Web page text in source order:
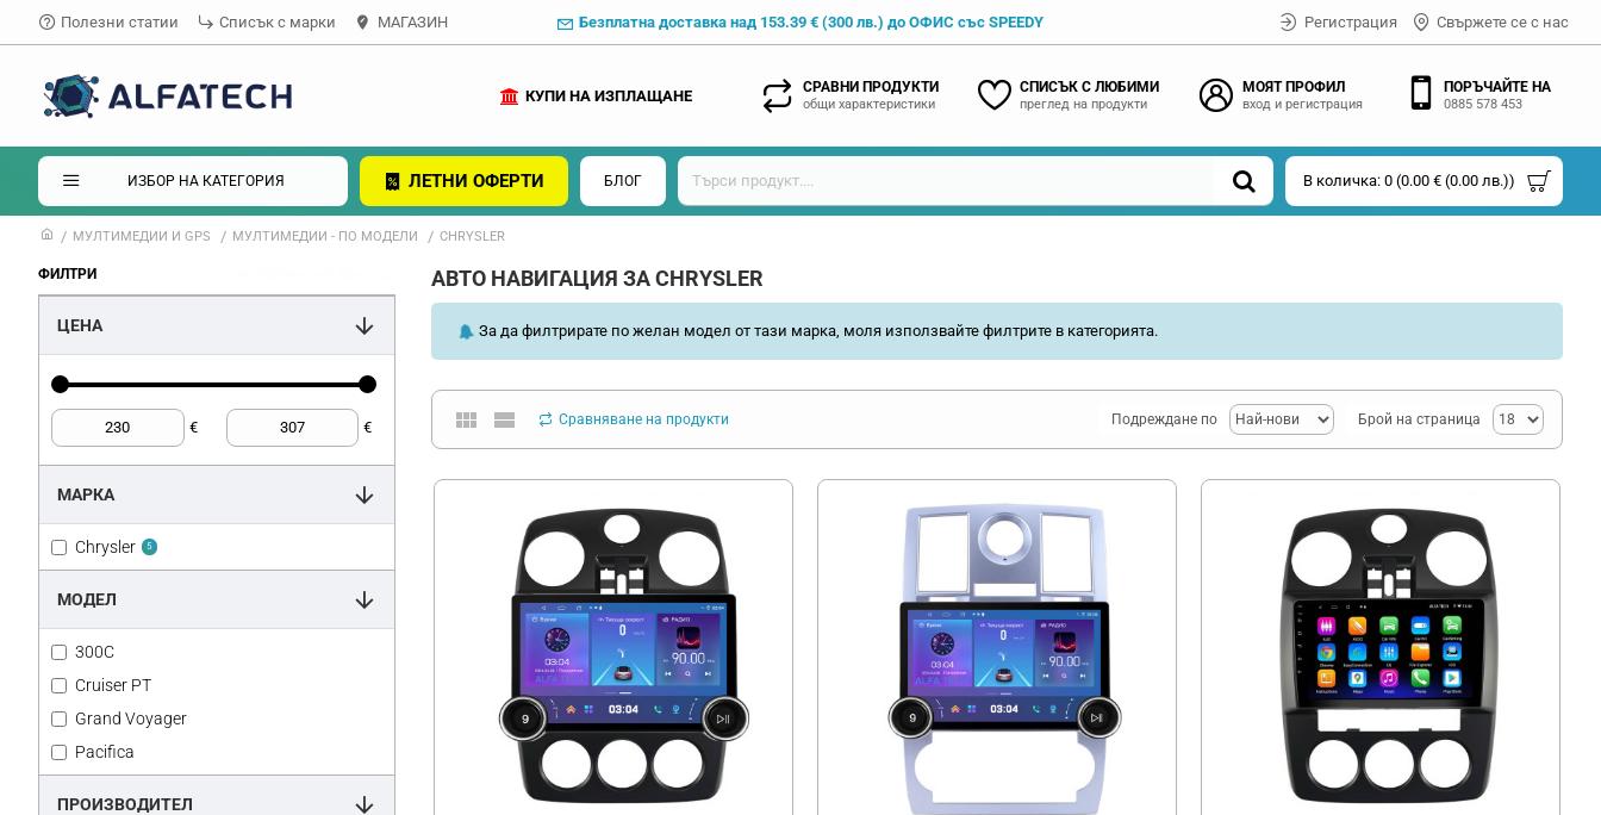
Полезни статии Списък с марки МАГАЗИН Безплатна доставка над 153.39 € (300 лв.) до ОФИС със SPEEDY Регистрация Свържете се с нас
СРАВНИ ПРОДУКТИ
общи характеристики
СПИСЪК С ЛЮБИМИ
преглед на продукти
МОЯТ ПРОФИЛ
вход и регистрация
ПОРЪЧАЙТЕ НА
0885 578 453
КУПИ НА ИЗПЛАЩАНЕ
ИЗБОР НА КАТЕГОРИЯ ЛЕТНИ ОФЕРТИ БЛОГ В количка: 0 (0.00 € (0.00 лв.))
МУЛТИМЕДИИ И GPS МУЛТИМЕДИИ - ПО МОДЕЛИ CHRYSLER
ФИЛТРИ
ЦЕНА
€ €
ПРОИЗВОДИТЕЛ
МОДЕЛ
300C
Cruiser PT
Grand Voyager
Pacifica
МАРКА
Chrysler 5
АВТО НАВИГАЦИЯ ЗА CHRYSLER
За да филтрирате по желан модел от тази марка, моля използвайте филтрите в категорията.
Сравняване на продукти Подреждане по Брой на страница